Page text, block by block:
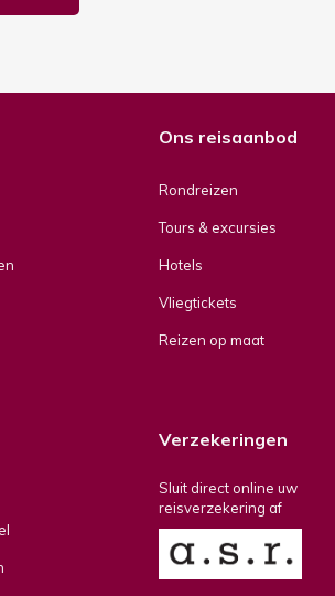
Ons reisaanbod
Rondreizen
Tours & excursies
Hotels
Vliegtickets
Reizen op maat
Verzekeringen
Sluit direct online uw
reisverzekering af